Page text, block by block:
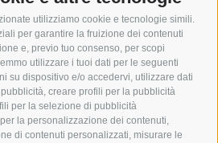
utilizziamo cookie e tecnologie simili.
per garantire la fruizione dei contenuti
e, previo tuo consenso, per scopi
utilizzare i tuoi dati per le seguenti
su dispositivo e/o accedervi, utilizzare dati
creare profili per la pubblicità
per la selezione di pubblicità
la personalizzazione dei contenuti,
di contenuti personalizzati, misurare le